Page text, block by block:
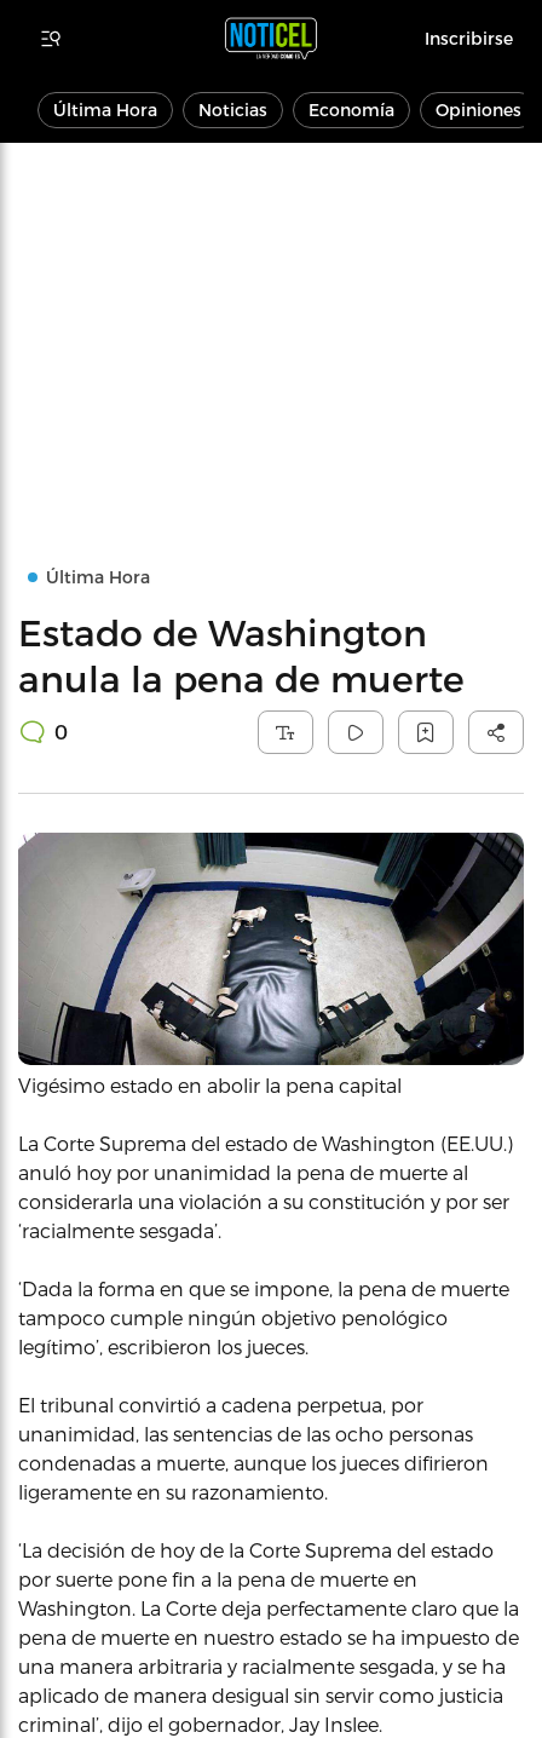
Inscribirse
Última Hora Noticias Economía Opiniones
Última Hora
Estado de Washington
anula la pena de muerte
0
Vigésimo estado en abolir la pena capital
La Corte Suprema del estado de Washington (EE.UU.)
anuló hoy por unanimidad la pena de muerte al
considerarla una violación a su constitución y por ser
‘racialmente sesgada’.
‘Dada la forma en que se impone, la pena de muerte
tampoco cumple ningún objetivo penológico
legítimo’, escribieron los jueces.
El tribunal convirtió a cadena perpetua, por
unanimidad, las sentencias de las ocho personas
condenadas a muerte, aunque los jueces difirieron
ligeramente en su razonamiento.
‘La decisión de hoy de la Corte Suprema del estado
por suerte pone fin a la pena de muerte en
Washington. La Corte deja perfectamente claro que la
pena de muerte en nuestro estado se ha impuesto de
una manera arbitraria y racialmente sesgada, y se ha
aplicado de manera desigual sin servir como justicia
criminal’, dijo el gobernador, Jay Inslee.